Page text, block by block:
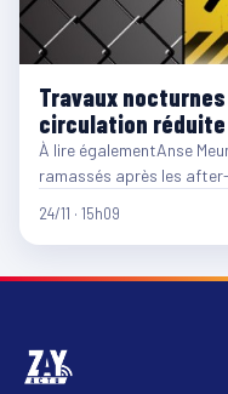
Travaux
circulation réduite
À lire égalementAnse
ramassés après les
24/11 · 15h09